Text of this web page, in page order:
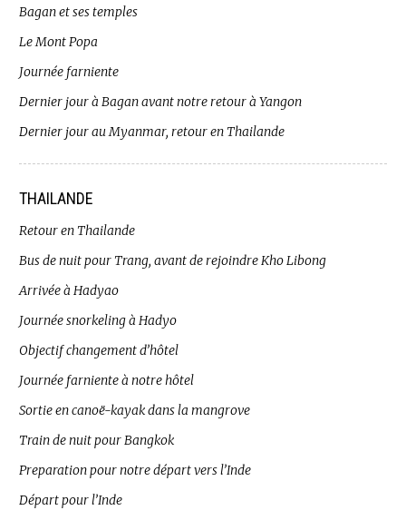
Bagan et ses temples
Le Mont Popa
Journée farniente
Dernier jour à Bagan avant notre retour à Yangon
Dernier jour au Myanmar, retour en Thailande
THAILANDE
Retour en Thailande
Bus de nuit pour Trang, avant de rejoindre Kho Libong
Arrivée à Hadyao
Journée snorkeling à Hadyo
Objectif changement d’hôtel
Journée farniente à notre hôtel
Sortie en canoë-kayak dans la mangrove
Train de nuit pour Bangkok
Preparation pour notre départ vers l’Inde
Départ pour l’Inde